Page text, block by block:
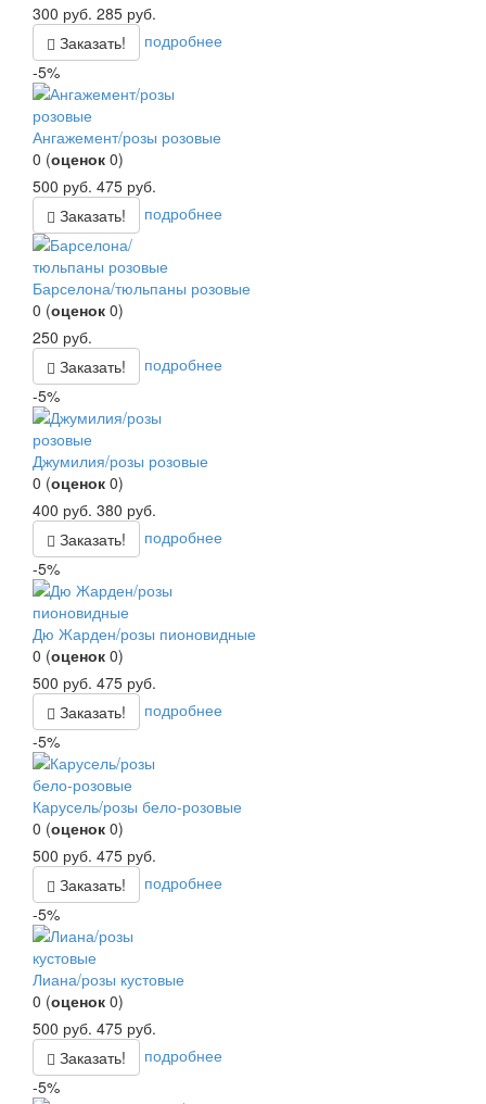
300 руб. 285 руб.
Заказать!
подробнее
-5%
Ангажемент/розы розовые
0 (оценок 0)
500 руб. 475 руб.
Заказать!
подробнее
Барселона/тюльпаны розовые
0 (оценок 0)
250 руб.
Заказать!
подробнее
-5%
Джумилия/розы розовые
0 (оценок 0)
400 руб. 380 руб.
Заказать!
подробнее
-5%
Дю Жарден/розы пионовидные
0 (оценок 0)
500 руб. 475 руб.
Заказать!
подробнее
-5%
Карусель/розы бело-розовые
0 (оценок 0)
500 руб. 475 руб.
Заказать!
подробнее
-5%
Лиана/розы кустовые
0 (оценок 0)
500 руб. 475 руб.
Заказать!
подробнее
-5%